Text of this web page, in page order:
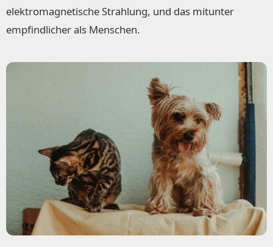
elektromagnetische Strahlung, und das mitunter
empfindlicher als Menschen.